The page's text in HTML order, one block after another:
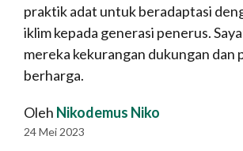
praktik adat untuk beradaptasi
iklim kepada generasi penerus.
mereka kekurangan dukungan dan
berharga.
Oleh Nikodemus Niko
24 Mei 2023